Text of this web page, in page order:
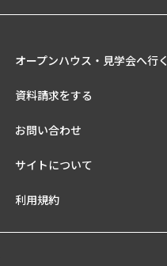
オープンハウス・見学会へ行く
資料請求をする
お問い合わせ
サイトについて
利用規約